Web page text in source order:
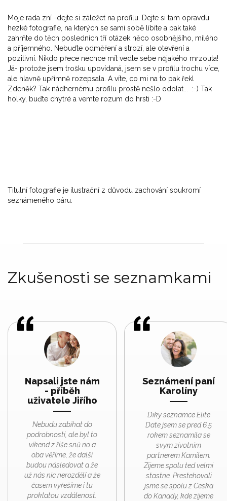
Moje rada zní -dejte si záležet na profilu. Dejte si tam opravdu
hezké fotografie, na kterých se sami sobě líbíte a pak také
zahrňte do těch posledních tří otázek něco osobnějšího, milého
a příjemného. Nebuďte odměření a strozí, ale otevření a
pozitivní. Nikdo přece nechce mít vedle sebe nějakého mrzouta!
Já- protože jsem trošku upovídaná, jsem se v profilu trochu více,
ale hlavně upřímně rozepsala. A víte, co mi na to pak řekl
Zdeněk? Tak nádhernému profilu prostě nešlo odolat... :-) Tak
holky, buďte chytré a vemte rozum do hrsti :-D
Titulní fotografie je ilustrační z důvodu zachování soukromí
seznámeného páru.
Zkušenosti se seznamkami
Napsali jste nám
- příběh
uživatele Jiřího
Nebudu zabíhat do
podrobností, ale byl to
víkend z říše snů no a
oba věříme, že další
budou následovat a že
už nás nic nerozdělí a že
časem vyřešíme i tu
proklatou vzdálenost.
Seznámení paní
Karolíny
Diky seznamce Elite
Date jsem se pred 6,5
rokem seznamila se
svym zivotnim
partnerem Kamilem.
Zijeme spolu ted velmi
stastne. Prestehovali
jsme se spolu z Ceska
do Kanady, kde zijeme